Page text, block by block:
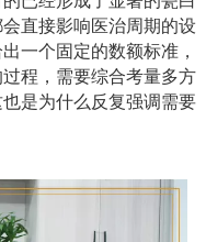
直接影响医治周期的设
一个固定的数额标准，
程，需要综合考量多方
是为什么反复强调需要